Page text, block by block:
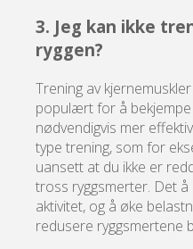
3. Jeg kan ikke
ryggen?
Trening av
populært for å
nødvendigvis mer
type trening, som for
uansett at du ikke er
tross ryggsmerter. Det
aktivitet, og å øke
redusere ryggsmertene